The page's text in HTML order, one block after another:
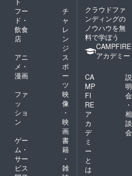
フー
ド・
飲食
店
チ
ャ
レ
ン
ジ
アニ
メ・
漫画
ス
ポ
ー
ツ
ファ
ッ
ショ
ン
映
像
・
映
画
ゲー
ム・
サー
ビス
書
籍
・
雑
クラウドファ
ンディングの
ノウハウを無
料で学ぼう
CAMPFIRE
アカデミー
CA
MP
FI
RE
ア
カ
デ
ミ
ー
と
は
説
明
会
・
相
談
会